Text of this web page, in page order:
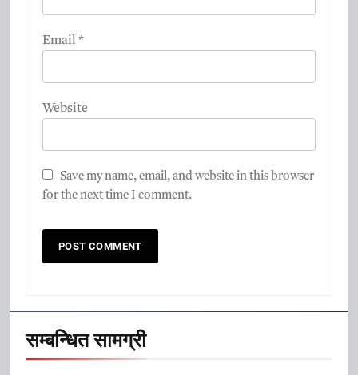
Email*
Website
Save my name, email, and website in this browser
for the next time I comment.
सम्बन्धित सामग्री